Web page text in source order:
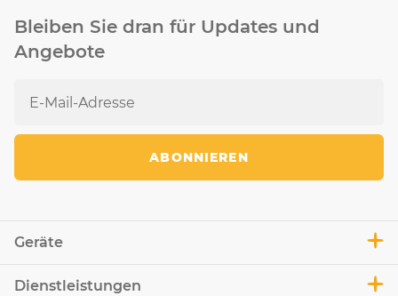
Geräte
Dienstleistungen
Bleiben Sie dran für Updates und
Angebote
ABONNIEREN